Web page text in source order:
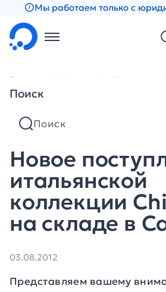
Мы работаем только с
Поиск
Главная Новости Новости за
Новое
итальянской
коллекции
на складе в
03.08.2012
Представляем вашему